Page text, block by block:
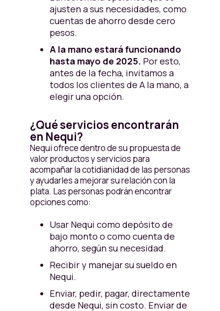
ajusten a sus necesidades, como
cuentas de ahorro desde cero
pesos.
A la mano estará funcionando
hasta mayo de 2025. Por esto,
antes de la fecha, invitamos a
todos los clientes de A la mano, a
elegir una opción.
¿Qué servicios encontrarán
en Nequi?
Nequi ofrece dentro de su propuesta de
valor productos y servicios para
acompañar la cotidianidad de las personas
y ayudarles a mejorar su relación con la
plata. Las personas podrán encontrar
opciones como:
Usar Nequi como depósito de
bajo monto o como cuenta de
ahorro, según su necesidad.
Recibir y manejar su sueldo en
Nequi.
Enviar, pedir, pagar, directamente
desde Nequi, sin costo. Enviar de